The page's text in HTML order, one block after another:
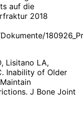
auf die
2018
LA,
Inability of Older
J Bone Joint